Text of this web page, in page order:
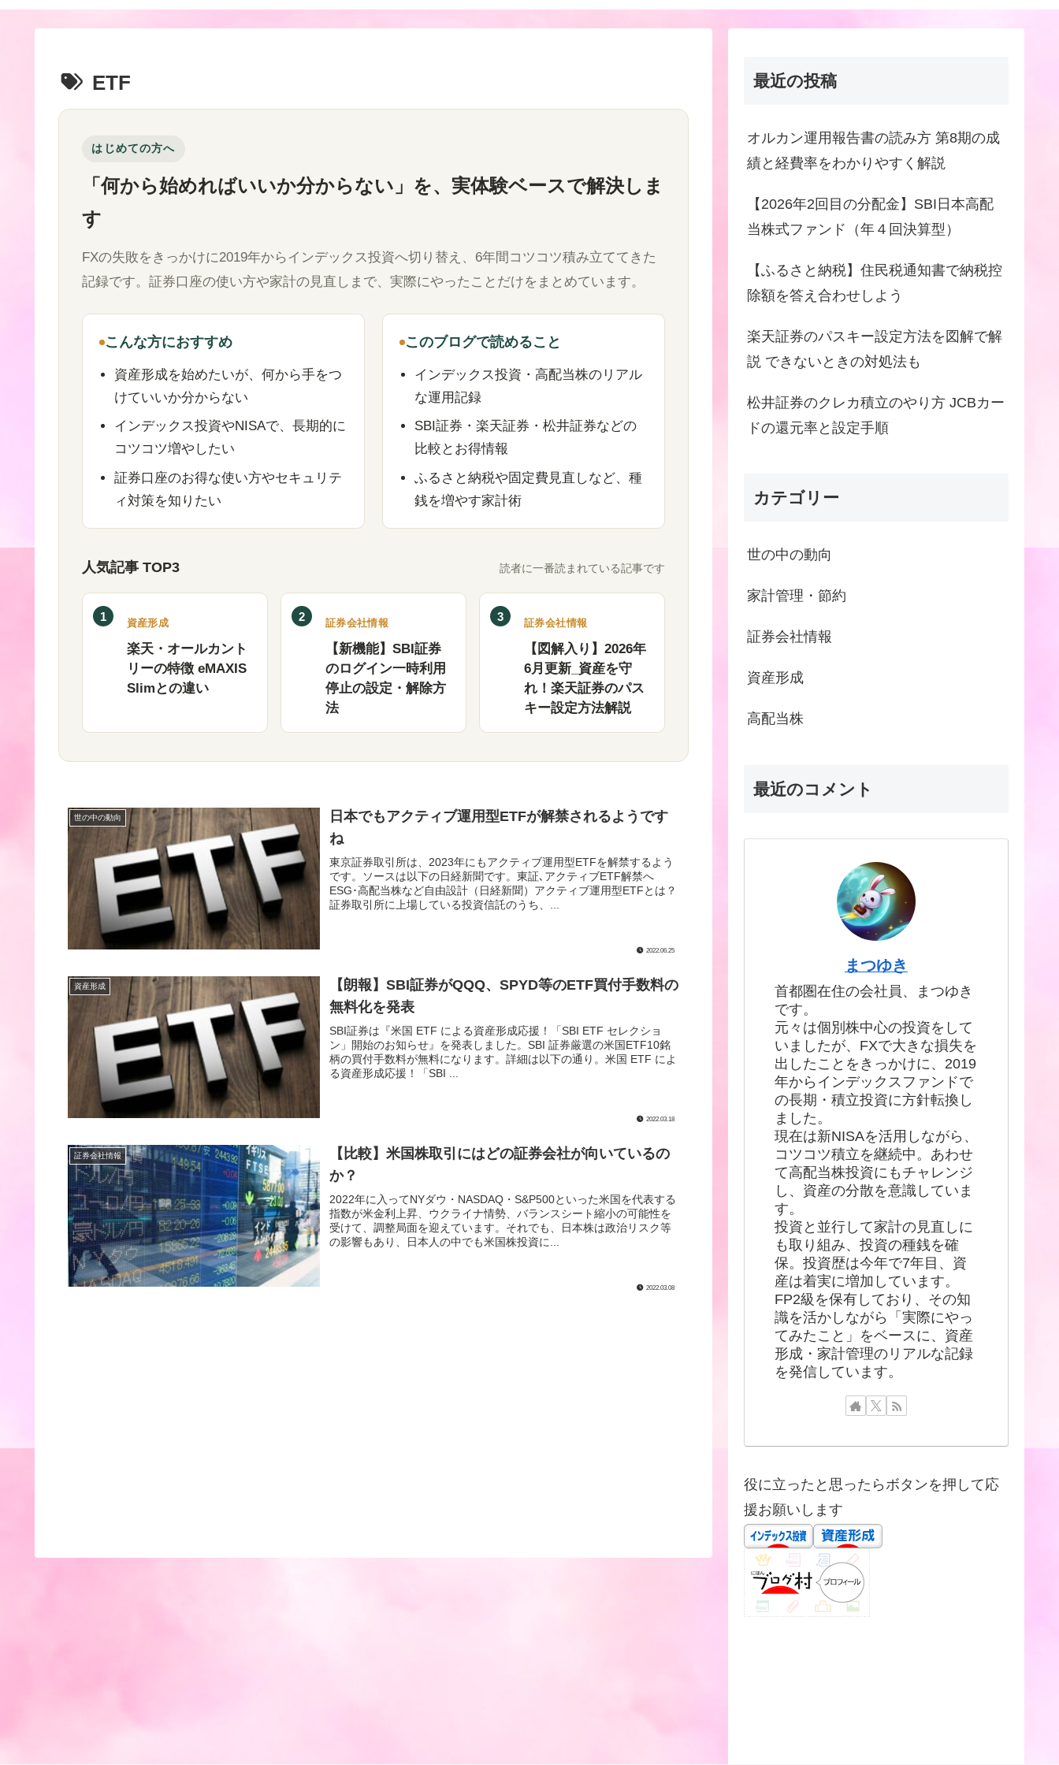
ETF
はじめての方へ
「何から始めればいいか分からない」を、実体験ベースで解決しま
す
FXの失敗をきっかけに2019年からインデックス投資へ切り替え、6年間コツコツ積み立ててきた
記録です。証券口座の使い方や家計の見直しまで、実際にやったことだけをまとめています。
こんな方におすすめ
資産形成を始めたいが、何から手をつ
けていいか分からない
インデックス投資やNISAで、長期的に
コツコツ増やしたい
証券口座のお得な使い方やセキュリテ
ィ対策を知りたい
このブログで読めること
インデックス投資・高配当株のリアル
な運用記録
SBI証券・楽天証券・松井証券などの
比較とお得情報
ふるさと納税や固定費見直しなど、種
銭を増やす家計術
人気記事 TOP3 読者に一番読まれている記事です
1 資産形成
楽天・オールカント
リーの特徴 eMAXIS
Slimとの違い
2 証券会社情報
【新機能】SBI証券
のログイン一時利用
停止の設定・解除方
法
3 証券会社情報
【図解入り】2026年
6月更新_資産を守
れ！楽天証券のパス
キー設定方法解説
世の中の動向
日本でもアクティブ運用型ETFが解禁されるようです
ね
東京証券取引所は、2023年にもアクティブ運用型ETFを解禁するよう
です。ソースは以下の日経新聞です。東証､アクティブETF解禁へ
ESG･高配当株など自由設計（日経新聞）アクティブ運用型ETFとは？
証券取引所に上場している投資信託のうち、...
2022.06.25
資産形成
【朗報】SBI証券がQQQ、SPYD等のETF買付手数料の
無料化を発表
SBI証券は『米国 ETF による資産形成応援！「SBI ETF セレクショ
ン」開始のお知らせ』を発表しました。SBI 証券厳選の米国ETF10銘
柄の買付手数料が無料になります。詳細は以下の通り。米国 ETF によ
る資産形成応援！「SBI ...
2022.03.18
証券会社情報
【比較】米国株取引にはどの証券会社が向いているの
か？
2022年に入ってNYダウ・NASDAQ・S&P500といった米国を代表する
指数が米金利上昇、ウクライナ情勢、バランスシート縮小の可能性を
受けて、調整局面を迎えています。それでも、日本株は政治リスク等
の影響もあり、日本人の中でも米国株投資に...
2022.03.08
最近の投稿
オルカン運用報告書の読み方 第8期の成
績と経費率をわかりやすく解説
【2026年2回目の分配金】SBI日本高配
当株式ファンド（年４回決算型）
【ふるさと納税】住民税通知書で納税控
除額を答え合わせしよう
楽天証券のパスキー設定方法を図解で解
説 できないときの対処法も
松井証券のクレカ積立のやり方 JCBカー
ドの還元率と設定手順
カテゴリー
世の中の動向
家計管理・節約
証券会社情報
資産形成
高配当株
最近のコメント
まつゆき
首都圏在住の会社員、まつゆき
です。
元々は個別株中心の投資をして
いましたが、FXで大きな損失を
出したことをきっかけに、2019
年からインデックスファンドで
の長期・積立投資に方針転換し
ました。
現在は新NISAを活用しながら、
コツコツ積立を継続中。あわせ
て高配当株投資にもチャレンジ
し、資産の分散を意識していま
す。
投資と並行して家計の見直しに
も取り組み、投資の種銭を確
保。投資歴は今年で7年目、資
産は着実に増加しています。
FP2級を保有しており、その知
識を活かしながら「実際にやっ
てみたこと」をベースに、資産
形成・家計管理のリアルな記録
を発信しています。
役に立ったと思ったらボタンを押して応
援お願いします